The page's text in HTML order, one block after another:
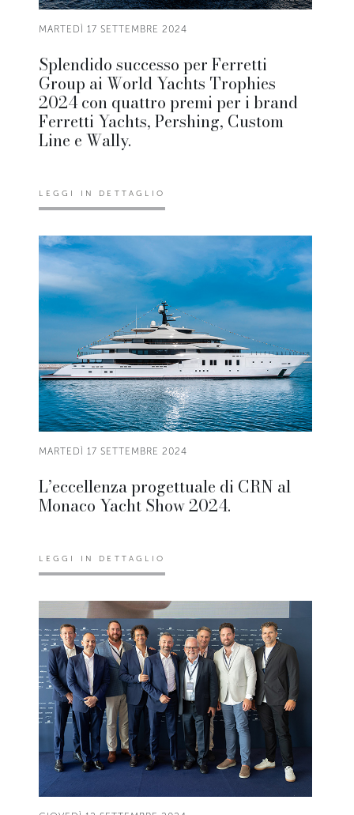
MARTEDÌ 17 SETTEMBRE 2024
Splendido successo per Ferretti
Group ai World Yachts Trophies
2024 con quattro premi per i brand
Ferretti Yachts, Pershing, Custom
Line e Wally.
LEGGI IN DETTAGLIO
MARTEDÌ 17 SETTEMBRE 2024
L’eccellenza progettuale di CRN al
Monaco Yacht Show 2024.
LEGGI IN DETTAGLIO